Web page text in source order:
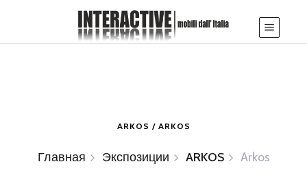
ARKOS / ARKOS
Главная Экспозиции ARKOS Arkos